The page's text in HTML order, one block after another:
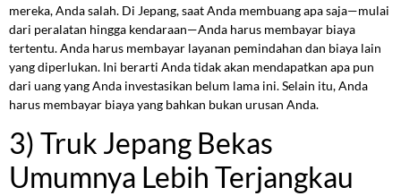
mereka, Anda salah. Di Jepang, saat Anda membuang apa saja—mulai
dari peralatan hingga kendaraan—Anda harus membayar biaya
tertentu. Anda harus membayar layanan pemindahan dan biaya lain
yang diperlukan. Ini berarti Anda tidak akan mendapatkan apa pun
dari uang yang Anda investasikan belum lama ini. Selain itu, Anda
harus membayar biaya yang bahkan bukan urusan Anda.
3) Truk Jepang Bekas
Umumnya Lebih Terjangkau